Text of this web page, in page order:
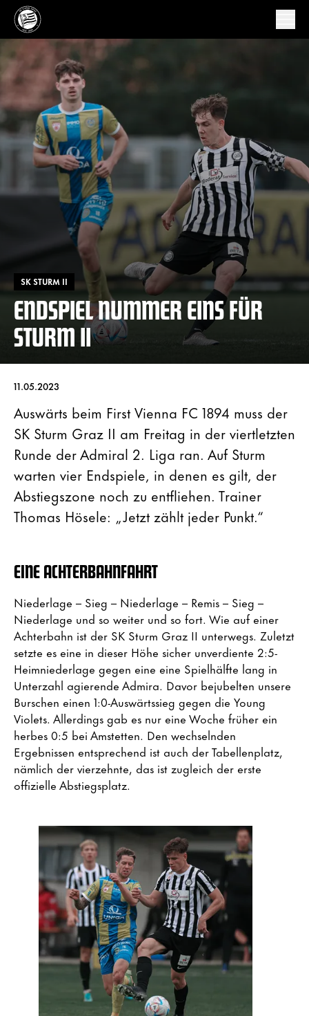
SK STURM II
ENDSPIEL NUMMER EINS FÜR
STURM II
11.05.2023
Auswärts beim First Vienna FC 1894 muss der
SK Sturm Graz II am Freitag in der viertletzten
Runde der Admiral 2. Liga ran. Auf Sturm
warten vier Endspiele, in denen es gilt, der
Abstiegszone noch zu entfliehen. Trainer
Thomas Hösele: „Jetzt zählt jeder Punkt.“
EINE ACHTERBAHNFAHRT
Niederlage – Sieg – Niederlage – Remis – Sieg –
Niederlage und so weiter und so fort. Wie auf einer
Achterbahn ist der SK Sturm Graz II unterwegs. Zuletzt
setzte es eine in dieser Höhe sicher unverdiente 2:5-
Heimniederlage gegen eine eine Spielhälfte lang in
Unterzahl agierende Admira. Davor bejubelten unsere
Burschen einen 1:0-Auswärtssieg gegen die Young
Violets. Allerdings gab es nur eine Woche früher ein
herbes 0:5 bei Amstetten. Den wechselnden
Ergebnissen entsprechend ist auch der Tabellenplatz,
nämlich der vierzehnte, das ist zugleich der erste
offizielle Abstiegsplatz.